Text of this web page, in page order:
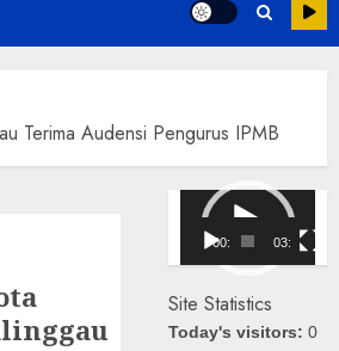
Terima Audensi Pengurus IPMB
Pemutar
Video
00:00 03:08
Site Statistics
Today's visitors:0